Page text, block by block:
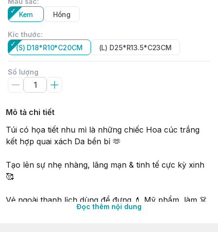
Kem
Hồng
Kíc thước:
(S) D18*R10*C20CM
(L) D25*R13.5*C23CM
Số lượng
Mô tả chi tiết
Túi có họa tiết nhu mì là những chiếc Hoa cúc trắng
kết hợp quai xách Da bền bỉ 🫶
Tạo lên sự nhẹ nhàng, lãng mạn & tinh tế cực kỳ xinh
🥰
Vẻ ngoài thanh lịch dùng để đựng 💄 Mỹ phẩm, làm 👗
túi xách tay thời trang, 🎁 Quà tặng, dùng khi 👒 Du lịch
Đọc thêm nội dung